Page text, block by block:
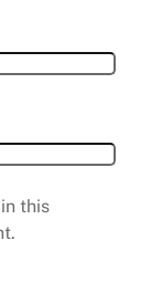
this